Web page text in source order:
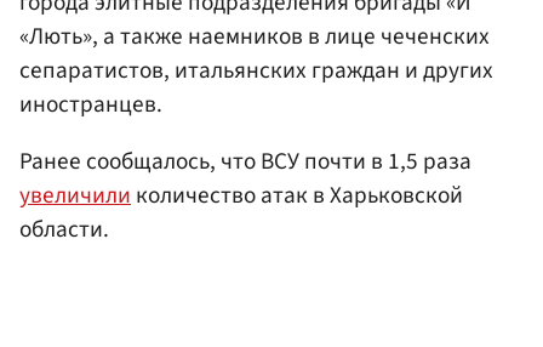
«Лють», а также наемников в лице чеченских
сепаратистов, итальянских граждан и других
иностранцев.
Ранее сообщалось, что ВСУ почти в 1,5 раза
увеличиликоличество атак в Харьковской
области.